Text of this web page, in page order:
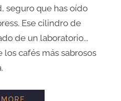
seguro que has oído
Ese cilindro de
de un laboratorio...
los cafés más sabrosos